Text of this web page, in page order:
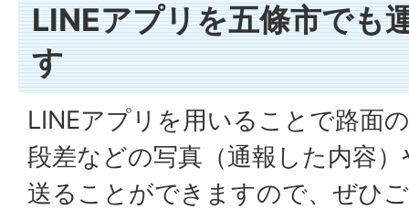
LINEアプリを五條市でも
す
LINEアプリを用いることで路面
段差などの写真（通報した内容
送ることができますので、ぜひ